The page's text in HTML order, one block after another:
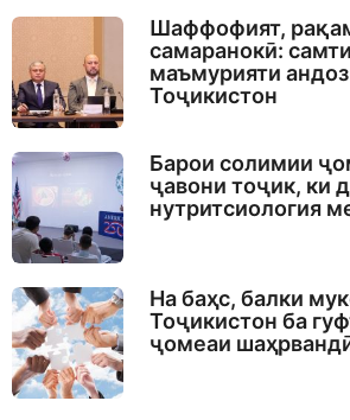
Шаффофият,
самаранокӣ:
маъмурияти
Тоҷикистон
Барои солимии
ҷавони тоҷик, ки
нутритсиология
На баҳс, балки
Тоҷикистон ба
ҷомеаи